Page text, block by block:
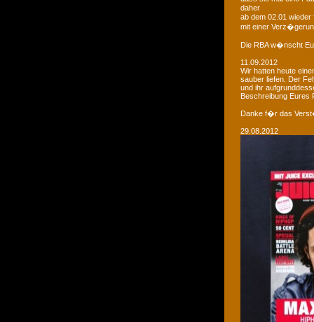
daher
ab dem 02.01
mit einer
Die RBA w�nscht
11.09.2012
Wir hatten heute
sauber liefen. Der
und ihr
Beschreibung Eures
Danke f�r das
29.08.2012